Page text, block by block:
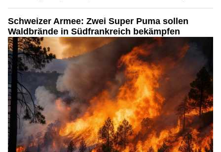
Schweizer Armee: Zwei Super Puma sollen
Waldbrände in Südfrankreich bekämpfen